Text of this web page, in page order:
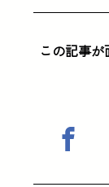
この記事